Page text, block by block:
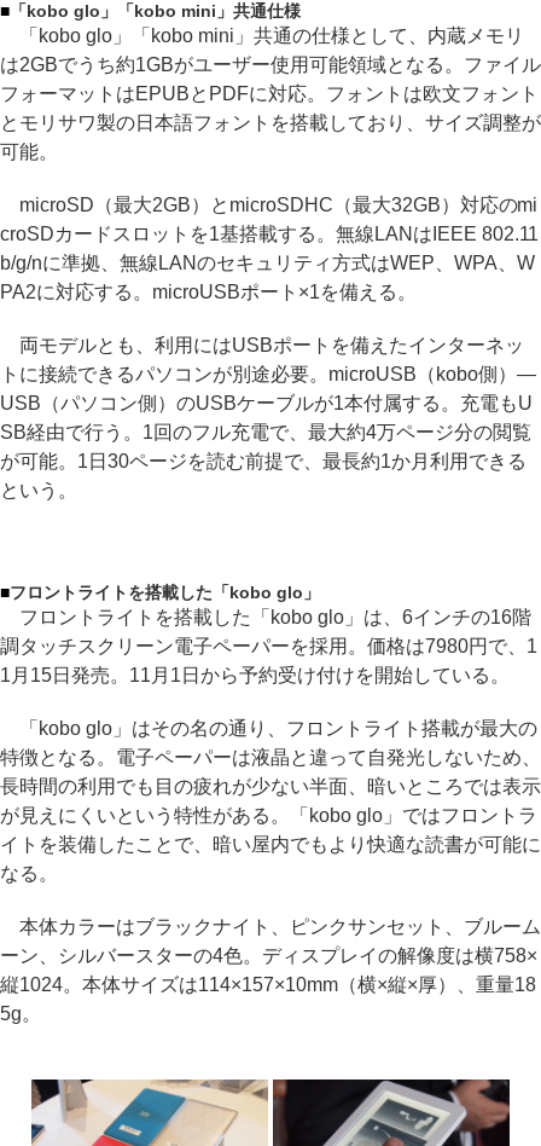
■ 「kobo glo」「kobo mini」共通仕様
「kobo glo」「kobo mini」共通の仕様として、内蔵メモリ
は2GBでうち約1GBがユーザー使用可能領域となる。ファイル
フォーマットはEPUBとPDFに対応。フォントは欧文フォント
とモリサワ製の日本語フォントを搭載しており、サイズ調整が
可能。
microSD（最大2GB）とmicroSDHC（最大32GB）対応のmi
croSDカードスロットを1基搭載する。無線LANはIEEE 802.11
b/g/nに準拠、無線LANのセキュリティ方式はWEP、WPA、W
PA2に対応する。microUSBポート×1を備える。
両モデルとも、利用にはUSBポートを備えたインターネッ
トに接続できるパソコンが別途必要。microUSB（kobo側）―
USB（パソコン側）のUSBケーブルが1本付属する。充電もU
SB経由で行う。1回のフル充電で、最大約4万ページ分の閲覧
が可能。1日30ページを読む前提で、最長約1か月利用できる
という。
■フロントライトを搭載した「kobo glo」
フロントライトを搭載した「kobo glo」は、6インチの16階
調タッチスクリーン電子ペーパーを採用。価格は7980円で、1
1月15日発売。11月1日から予約受け付けを開始している。
「kobo glo」はその名の通り、フロントライト搭載が最大の
特徴となる。電子ペーパーは液晶と違って自発光しないため、
長時間の利用でも目の疲れが少ない半面、暗いところでは表示
が見えにくいという特性がある。「kobo glo」ではフロントラ
イトを装備したことで、暗い屋内でもより快適な読書が可能に
なる。
本体カラーはブラックナイト、ピンクサンセット、ブルーム
ーン、シルバースターの4色。ディスプレイの解像度は横758×
縦1024。本体サイズは114×157×10mm（横×縦×厚）、重量18
5g。